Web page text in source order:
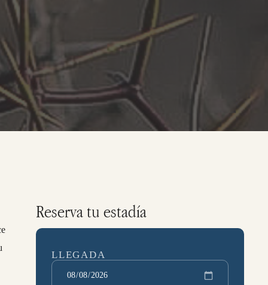
Reserva tu estadía
LLEGADA